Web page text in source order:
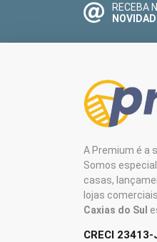
RECEBA
A Premium é a
Somos
casas,
lojas
Caxias do Sul
CRECI 23413-